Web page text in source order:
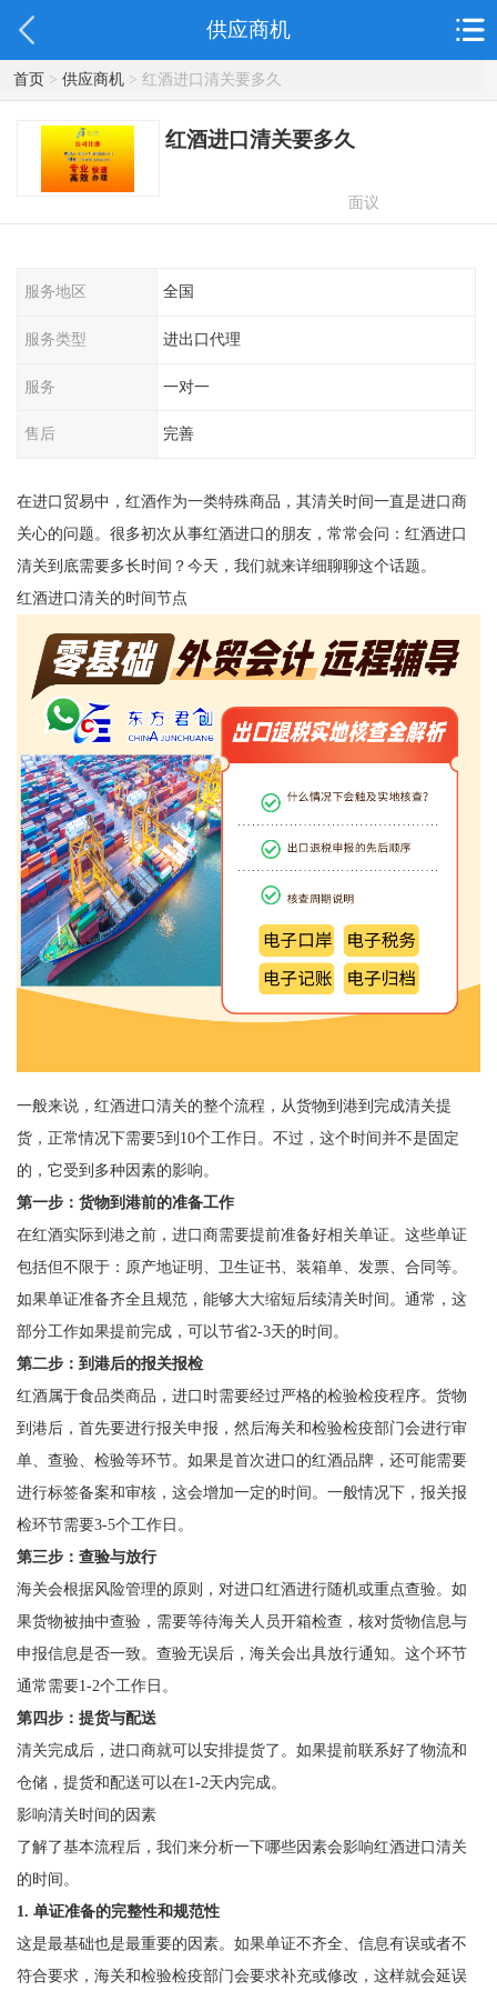
供应商机
首页> 供应商机> 红酒进口清关要多久
红酒进口清关要多久
面议
服务地区 全国
服务类型 进出口代理
服务 一对一
售后 完善
在进口贸易中，红酒作为一类特殊商品，其清关时间一直是进口商
关心的问题。很多初次从事红酒进口的朋友，常常会问：红酒进口
清关到底需要多长时间？今天，我们就来详细聊聊这个话题。
红酒进口清关的时间节点
一般来说，红酒进口清关的整个流程，从货物到港到完成清关提
货，正常情况下需要5到10个工作日。不过，这个时间并不是固定
的，它受到多种因素的影响。
第一步：货物到港前的准备工作
在红酒实际到港之前，进口商需要提前准备好相关单证。这些单证
包括但不限于：原产地证明、卫生证书、装箱单、发票、合同等。
如果单证准备齐全且规范，能够大大缩短后续清关时间。通常，这
部分工作如果提前完成，可以节省2-3天的时间。
第二步：到港后的报关报检
红酒属于食品类商品，进口时需要经过严格的检验检疫程序。货物
到港后，首先要进行报关申报，然后海关和检验检疫部门会进行审
单、查验、检验等环节。如果是首次进口的红酒品牌，还可能需要
进行标签备案和审核，这会增加一定的时间。一般情况下，报关报
检环节需要3-5个工作日。
第三步：查验与放行
海关会根据风险管理的原则，对进口红酒进行随机或重点查验。如
果货物被抽中查验，需要等待海关人员开箱检查，核对货物信息与
申报信息是否一致。查验无误后，海关会出具放行通知。这个环节
通常需要1-2个工作日。
第四步：提货与配送
清关完成后，进口商就可以安排提货了。如果提前联系好了物流和
仓储，提货和配送可以在1-2天内完成。
影响清关时间的因素
了解了基本流程后，我们来分析一下哪些因素会影响红酒进口清关
的时间。
1. 单证准备的完整性和规范性
这是最基础也是最重要的因素。如果单证不齐全、信息有误或者不
符合要求，海关和检验检疫部门会要求补充或修改，这样就会延误